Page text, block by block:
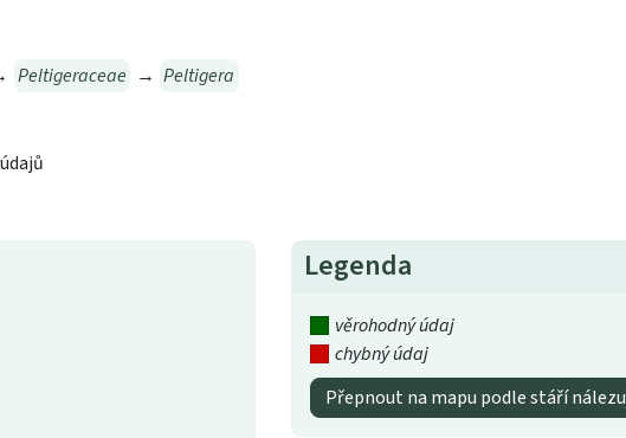
Peltigeraceae → Peltigera
Legenda
věrohodný údaj
chybný údaj
Přepnout na mapu podle stáří nálezu